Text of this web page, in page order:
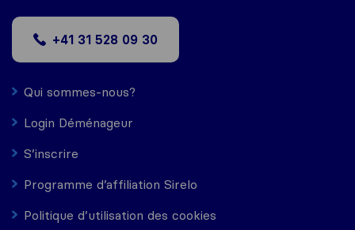
+41 31 528 09 30
Qui sommes-nous?
Login Déménageur
S’inscrire
Programme d’affiliation Sirelo
Politique d’utilisation des cookies